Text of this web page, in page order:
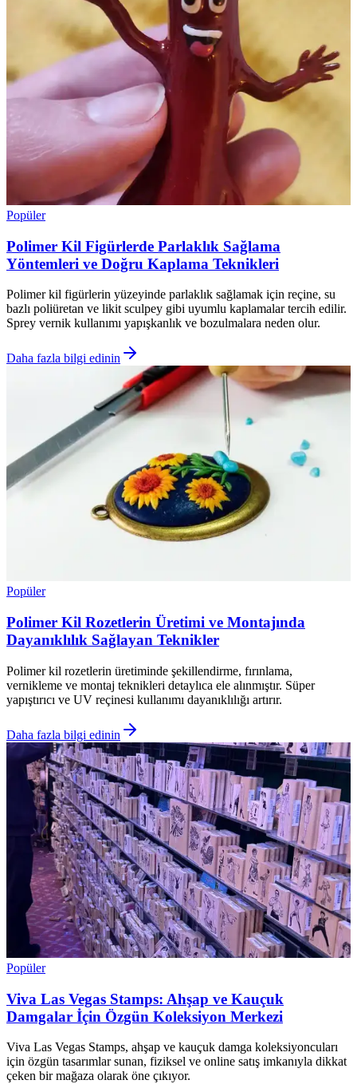
Popüler
Polimer Kil Figürlerde Parlaklık Sağlama
Yöntemleri ve Doğru Kaplama Teknikleri
Polimer kil figürlerin yüzeyinde parlaklık sağlamak için reçine, su
bazlı poliüretan ve likit sculpey gibi uyumlu kaplamalar tercih edilir.
Sprey vernik kullanımı yapışkanlık ve bozulmalara neden olur.
Daha fazla bilgi edinin
Popüler
Polimer Kil Rozetlerin Üretimi ve Montajında
Dayanıklılık Sağlayan Teknikler
Polimer kil rozetlerin üretiminde şekillendirme, fırınlama,
vernikleme ve montaj teknikleri detaylıca ele alınmıştır. Süper
yapıştırıcı ve UV reçinesi kullanımı dayanıklılığı artırır.
Daha fazla bilgi edinin
Popüler
Viva Las Vegas Stamps: Ahşap ve Kauçuk
Damgalar İçin Özgün Koleksiyon Merkezi
Viva Las Vegas Stamps, ahşap ve kauçuk damga koleksiyoncuları
için özgün tasarımlar sunan, fiziksel ve online satış imkanıyla dikkat
çeken bir mağaza olarak öne çıkıyor.